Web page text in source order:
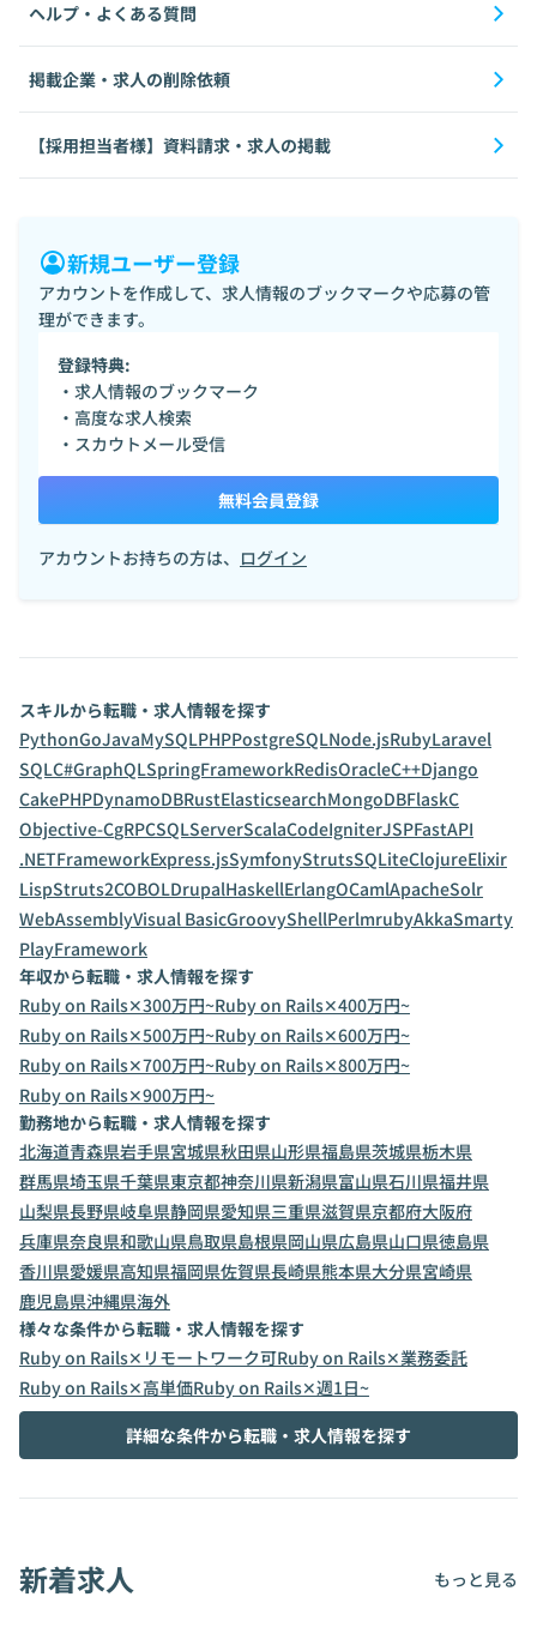
ヘルプ・よくある質問
掲載企業・求人の削除依頼
【採用担当者様】資料請求・求人の掲載
新規ユーザー登録
アカウントを作成して、求人情報のブックマークや応募の管
理ができます。
登録特典:
・求人情報のブックマーク
・高度な求人検索
・スカウトメール受信
無料会員登録
アカウントお持ちの方は、 ログイン
スキルから転職・求人情報を探す
PythonGoJavaMySQLPHPPostgreSQLNode.jsRubyLaravel
SQLC#GraphQLSpringFrameworkRedisOracleC++Django
CakePHPDynamoDBRustElasticsearchMongoDBFlaskC
Objective-CgRPCSQLServerScalaCodeIgniterJSPFastAPI
.NETFrameworkExpress.jsSymfonyStrutsSQLiteClojureElixir
LispStruts2COBOLDrupalHaskellErlangOCamlApacheSolr
WebAssemblyVisual BasicGroovyShellPerlmrubyAkkaSmarty
PlayFramework
年収から転職・求人情報を探す
Ruby on Rails✕300万円~Ruby on Rails✕400万円~
Ruby on Rails✕500万円~Ruby on Rails✕600万円~
Ruby on Rails✕700万円~Ruby on Rails✕800万円~
Ruby on Rails✕900万円~
勤務地から転職・求人情報を探す
北海道青森県岩手県宮城県秋田県山形県福島県茨城県栃木県
群馬県埼玉県千葉県東京都神奈川県新潟県富山県石川県福井県
山梨県長野県岐阜県静岡県愛知県三重県滋賀県京都府大阪府
兵庫県奈良県和歌山県鳥取県島根県岡山県広島県山口県徳島県
香川県愛媛県高知県福岡県佐賀県長崎県熊本県大分県宮崎県
鹿児島県沖縄県海外
様々な条件から転職・求人情報を探す
Ruby on Rails✕リモートワーク可Ruby on Rails✕業務委託
Ruby on Rails✕高単価Ruby on Rails✕週1日~
詳細な条件から転職・求人情報を探す
新着求人 もっと見る